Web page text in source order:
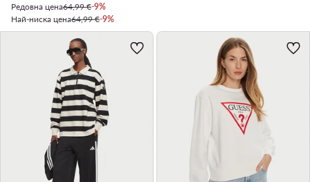
Редовна цена64,99 €-9%
Най-ниска цена64,99 €-9%